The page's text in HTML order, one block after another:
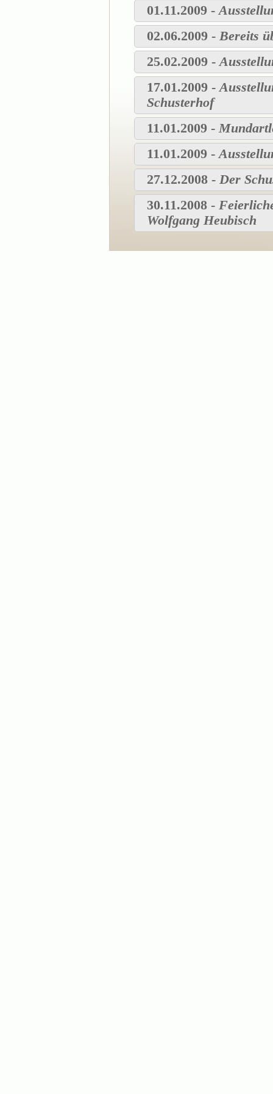
01.11.2009 -
02.06.2009 - Bereits
25.02.2009 -
17.01.2009 -
Schusterhof
11.01.2009 -
11.01.2009 -
27.12.2008 - Der
30.11.2008 -
Wolfgang Heubisch